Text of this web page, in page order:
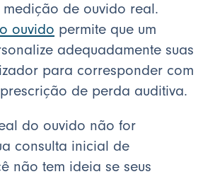
de ouvido real.
ouvido permite que um
adequadamente suas
para corresponder com
de perda auditiva.
do ouvido não for
consulta inicial de
não tem ideia se seus